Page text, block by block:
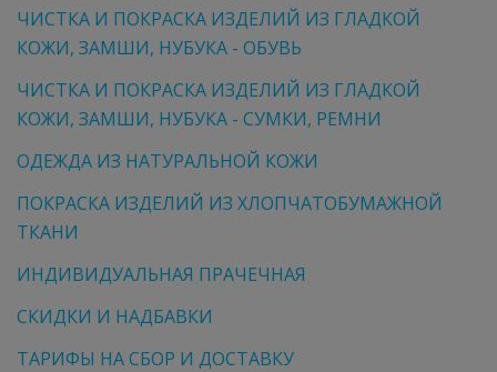
ЧИСТКА И ПОКРАСКА ИЗДЕЛИЙ ИЗ ГЛАДКОЙ
КОЖИ, ЗАМШИ, НУБУКА - ОБУВЬ
ЧИСТКА И ПОКРАСКА ИЗДЕЛИЙ ИЗ ГЛАДКОЙ
КОЖИ, ЗАМШИ, НУБУКА - СУМКИ, РЕМНИ
ОДЕЖДА ИЗ НАТУРАЛЬНОЙ КОЖИ
ПОКРАСКА ИЗДЕЛИЙ ИЗ ХЛОПЧАТОБУМАЖНОЙ
ТКАНИ
ИНДИВИДУАЛЬНАЯ ПРАЧЕЧНАЯ
СКИДКИ И НАДБАВКИ
ТАРИФЫ НА СБОР И ДОСТАВКУ